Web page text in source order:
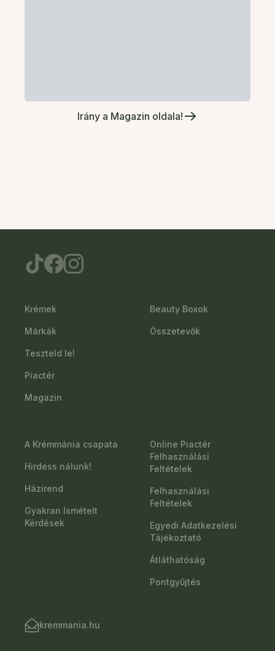
Irány a Magazin oldala!
Krémek
Márkák
Teszteld le!
Piactér
Magazin
Beauty Boxok
Összetevők
A Krémmánia csapata
Hirdess nálunk!
Házirend
Gyakran Ismételt
Kérdések
Online Piactér
Felhasználási
Feltételek
Felhasználási
Feltételek
Egyedi Adatkezelési
Tájékoztató
Átláthatóság
Pontgyűjtés
kremmania.hu